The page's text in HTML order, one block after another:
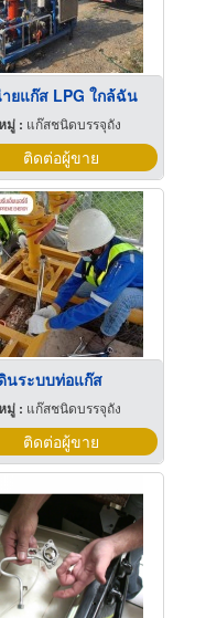
ยแก๊ส LPG ใกล้ฉัน
มู่ : แก๊สชนิดบรรจุถัง
ติดต่อผู้ขาย
นระบบท่อแก๊ส
มู่ : แก๊สชนิดบรรจุถัง
ติดต่อผู้ขาย